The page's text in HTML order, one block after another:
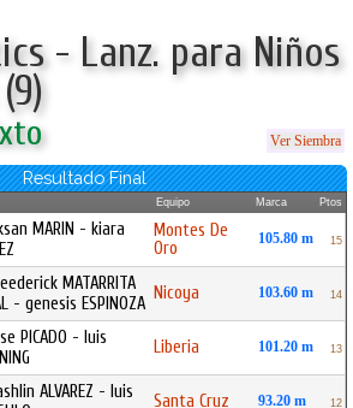
- Lanz. para Niños
Ver Siembra
Resultado Final
Equipo Marca Ptos
MARIN - kiara
Montes De
Oro
105.80 m 15
MATARRITA
- genesis ESPINOZA
Nicoya 103.60 m 14
PICADO - luis
Liberia 101.20 m 13
ALVAREZ - luis
Santa Cruz 93.20 m 12